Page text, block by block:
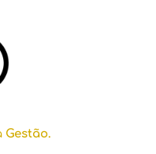
Gestão.